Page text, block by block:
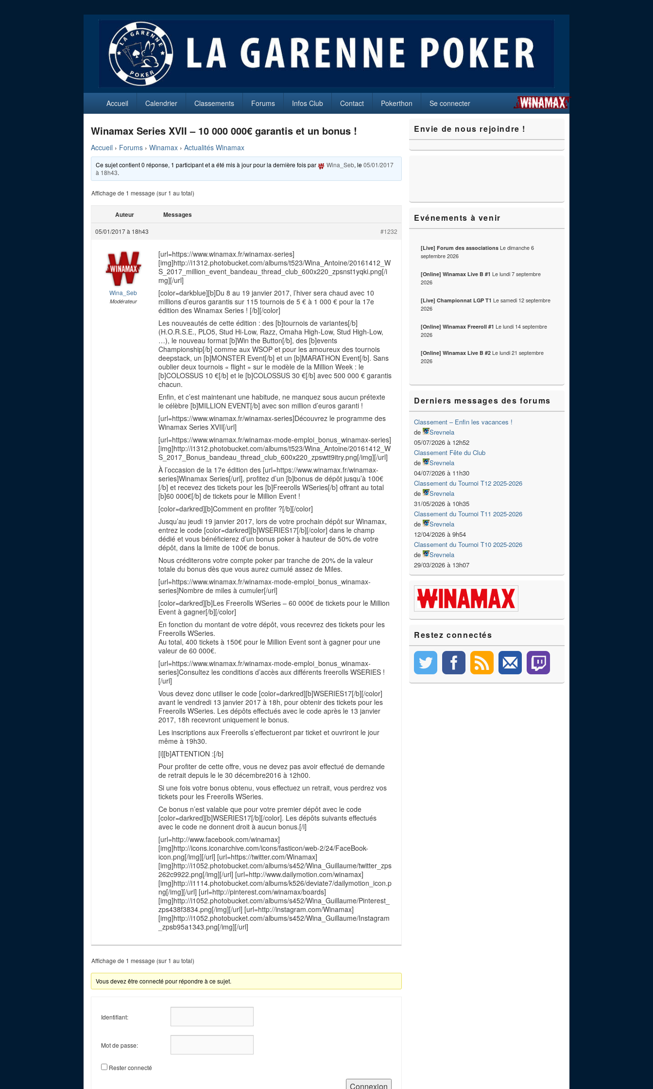
La Garenne Poker
Club de Poker de La Garenne Colombes (92250)
principalAccueil Calendrier Classements Forums Infos Club Contact Pokerthon Se connecter
Winamax Series XVII – 10 000 000€ garantis et un bonus !
Accueil › Forums › Winamax › Actualités Winamax
Ce sujet contient 0 réponse, 1 participant et a été mis à jour pour la dernière fois par Wina_Seb, le05/01/2017
à 18h43.
Affichage de 1 message (sur 1 au total)
Auteur Messages
05/01/2017 à 18h43 #1232
Wina_Seb
Modérateur
[url=https://www.winamax.fr/winamax-series]
[img]http://i1312.photobucket.com/albums/t523/Wina_Antoine/20161412_W
S_2017_million_event_bandeau_thread_club_600x220_zpsnst1yqki.png[/i
mg][/url]
[color=darkblue][b]Du 8 au 19 janvier 2017, l’hiver sera chaud avec 10
millions d’euros garantis sur 115 tournois de 5 € à 1 000 € pour la 17e
édition des Winamax Series ! [/b][/color]
Les nouveautés de cette édition : des [b]tournois de variantes[/b]
(H.O.R.S.E., PLO5, Stud Hi-Low, Razz, Omaha High-Low, Stud High-Low,
…), le nouveau format [b]Win the Button[/b], des [b]events
Championship[/b] comme aux WSOP et pour les amoureux des tournois
deepstack, un [b]MONSTER Event[/b] et un [b]MARATHON Event[/b]. Sans
oublier deux tournois « flight » sur le modèle de la Million Week : le
[b]COLOSSUS 10 €[/b] et le [b]COLOSSUS 30 €[/b] avec 500 000 € garantis
chacun.
Enfin, et c’est maintenant une habitude, ne manquez sous aucun prétexte
le célèbre [b]MILLION EVENT[/b] avec son million d’euros garanti !
[url=https://www.winamax.fr/winamax-series]Découvrez le programme des
Winamax Series XVII[/url]
[url=https://www.winamax.fr/winamax-mode-emploi_bonus_winamax-series]
[img]http://i1312.photobucket.com/albums/t523/Wina_Antoine/20161412_W
S_2017_Bonus_bandeau_thread_club_600x220_zpswtt9itry.png[/img][/url]
À l’occasion de la 17e édition des [url=https://www.winamax.fr/winamax-
series]Winamax Series[/url], profitez d’un [b]bonus de dépôt jusqu’à 100€
[/b] et recevez des tickets pour les [b]Freerolls WSeries[/b] offrant au total
[b]60 000€[/b] de tickets pour le Million Event !
[color=darkred][b]Comment en profiter ?[/b][/color]
Jusqu’au jeudi 19 janvier 2017, lors de votre prochain dépôt sur Winamax,
entrez le code [color=darkred][b]WSERIES17[/b][/color] dans le champ
dédié et vous bénéficierez d’un bonus poker à hauteur de 50% de votre
dépôt, dans la limite de 100€ de bonus.
Nous créditerons votre compte poker par tranche de 20% de la valeur
totale du bonus dès que vous aurez cumulé assez de Miles.
[url=https://www.winamax.fr/winamax-mode-emploi_bonus_winamax-
series]Nombre de miles à cumuler[/url]
[color=darkred][b]Les Freerolls WSeries – 60 000€ de tickets pour le Million
Event à gagner[/b][/color]
En fonction du montant de votre dépôt, vous recevrez des tickets pour les
Freerolls WSeries.
Au total, 400 tickets à 150€ pour le Million Event sont à gagner pour une
valeur de 60 000€.
[url=https://www.winamax.fr/winamax-mode-emploi_bonus_winamax-
series]Consultez les conditions d’accès aux différents freerolls WSERIES !
[/url]
Vous devez donc utiliser le code [color=darkred][b]WSERIES17[/b][/color]
avant le vendredi 13 janvier 2017 à 18h, pour obtenir des tickets pour les
Freerolls WSeries. Les dépôts effectués avec le code après le 13 janvier
2017, 18h recevront uniquement le bonus.
Les inscriptions aux Freerolls s’effectueront par ticket et ouvriront le jour
même à 19h30.
[i][b]ATTENTION :[/b]
Pour profiter de cette offre, vous ne devez pas avoir effectué de demande
de retrait depuis le le 30 décembre2016 à 12h00.
Si une fois votre bonus obtenu, vous effectuez un retrait, vous perdrez vos
tickets pour les Freerolls WSeries.
Ce bonus n’est valable que pour votre premier dépôt avec le code
[color=darkred][b]WSERIES17[/b][/color]. Les dépôts suivants effectués
avec le code ne donnent droit à aucun bonus.[/i]
[url=http://www.facebook.com/winamax]
[img]http://icons.iconarchive.com/icons/fasticon/web-2/24/FaceBook-
icon.png[/img][/url] [url=https://twitter.com/Winamax]
[img]http://i1052.photobucket.com/albums/s452/Wina_Guillaume/twitter_zps
262c9922.png[/img][/url] [url=http://www.dailymotion.com/winamax]
[img]http://i1114.photobucket.com/albums/k526/deviate7/dailymotion_icon.p
ng[/img][/url] [url=http://pinterest.com/winamax/boards]
[img]http://i1052.photobucket.com/albums/s452/Wina_Guillaume/Pinterest_
zps438f3834.png[/img][/url] [url=http://instagram.com/Winamax]
[img]http://i1052.photobucket.com/albums/s452/Wina_Guillaume/Instagram
_zpsb95a1343.png[/img][/url]
Affichage de 1 message (sur 1 au total)
Vous devez être connecté pour répondre à ce sujet.
Identifiant:
Mot de passe:
Rester connecté
Connexion
principale
de
widget
Envie de nous rejoindre !
Evénements à venir
[Live] Forum des associations Ledimanche 6
septembre 2026
[Online] Winamax Live B #1 Lelundi 7 septembre
2026
[Live] Championnat LGP T1 Lesamedi 12 septembre
2026
[Online] Winamax Freeroll #1 Lelundi 14 septembre
2026
[Online] Winamax Live B #2 Lelundi 21 septembre
2026
Derniers messages des forums
Classement – Enfin les vacances !
de
Srevnela
05/07/2026 à 12h52
Classement Fête du Club
de
Srevnela
04/07/2026 à 11h30
Classement du Tournoi T12 2025-2026
de
Srevnela
31/05/2026 à 10h35
Classement du Tournoi T11 2025-2026
de
Srevnela
12/04/2026 à 9h54
Classement du Tournoi T10 2025-2026
de
Srevnela
29/03/2026 à 13h07
Restez connectés